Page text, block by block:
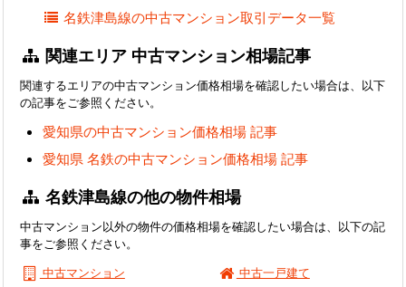
名鉄津島線の中古マンション取引データ一覧
関連エリア 中古マンション相場記事
関連するエリアの中古マンション価格相場を確認したい場合は、以下
の記事をご参照ください。
愛知県の中古マンション価格相場 記事
愛知県 名鉄の中古マンション価格相場 記事
名鉄津島線の他の物件相場
中古マンション以外の物件の価格相場を確認したい場合は、以下の記
事をご参照ください。
中古マンション
中古一戸建て